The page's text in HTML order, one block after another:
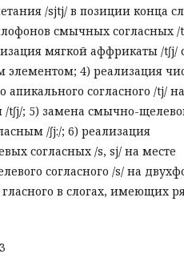
/sjtj/ в позиции конца
смычных согласных /
мягкой аффрикаты /t∫j/
4) реализация
согласного /tj/
; 5) замена смычно-
/∫j:/; 6) реализация
согласных /s, sj/ на месте
согласного /s/ на
гласного в слогах, имеющих